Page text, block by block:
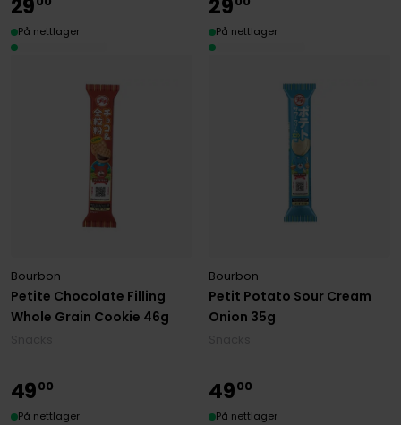
Petite Chocolate Filling
Whole Grain Cookie 46g
Bourbon
29
På nettlager
Petit Potato Sour Cream
Onion 35g
Bourbon
29
På nettlager
4900
På nettlager
4900
På nettlager